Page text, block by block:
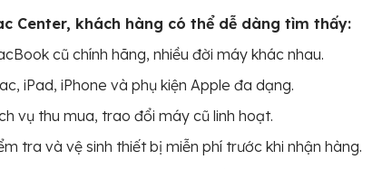
Center, khách hàng có thể dễ dàng tìm thấy:
cũ chính hãng, nhiều đời máy khác nhau.
iPad, iPhone và phụ kiện Apple đa dạng.
vụ thu mua, trao đổi máy cũ linh hoạt.
tra và vệ sinh thiết bị miễn phí trước khi nhận hàng.